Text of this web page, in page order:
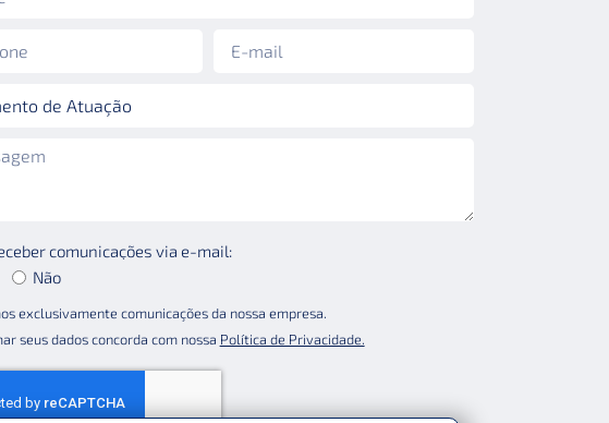
comunicações via e-mail:
Não
exclusivamente comunicações da nossa empresa.
seus dados concorda com nossa Política de Privacidade.